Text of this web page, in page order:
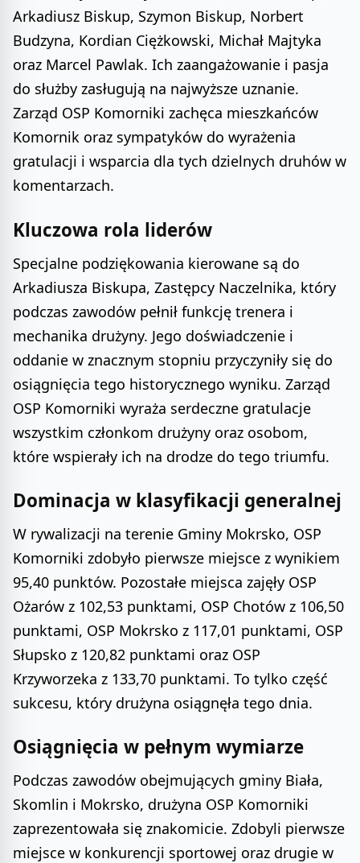
Arkadiusz Biskup, Szymon Biskup, Norbert
Budzyna, Kordian Ciężkowski, Michał Majtyka
oraz Marcel Pawlak. Ich zaangażowanie i pasja
do służby zasługują na najwyższe uznanie.
Zarząd OSP Komorniki zachęca mieszkańców
Komornik oraz sympatyków do wyrażenia
gratulacji i wsparcia dla tych dzielnych druhów w
komentarzach.
Kluczowa rola liderów
Specjalne podziękowania kierowane są do
Arkadiusza Biskupa, Zastępcy Naczelnika, który
podczas zawodów pełnił funkcję trenera i
mechanika drużyny. Jego doświadczenie i
oddanie w znacznym stopniu przyczyniły się do
osiągnięcia tego historycznego wyniku. Zarząd
OSP Komorniki wyraża serdeczne gratulacje
wszystkim członkom drużyny oraz osobom,
które wspierały ich na drodze do tego triumfu.
Dominacja w klasyfikacji generalnej
W rywalizacji na terenie Gminy Mokrsko, OSP
Komorniki zdobyło pierwsze miejsce z wynikiem
95,40 punktów. Pozostałe miejsca zajęły OSP
Ożarów z 102,53 punktami, OSP Chotów z 106,50
punktami, OSP Mokrsko z 117,01 punktami, OSP
Słupsko z 120,82 punktami oraz OSP
Krzyworzeka z 133,70 punktami. To tylko część
sukcesu, który drużyna osiągnęła tego dnia.
Osiągnięcia w pełnym wymiarze
Podczas zawodów obejmujących gminy Biała,
Skomlin i Mokrsko, drużyna OSP Komorniki
zaprezentowała się znakomicie. Zdobyli pierwsze
miejsce w konkurencji sportowej oraz drugie w